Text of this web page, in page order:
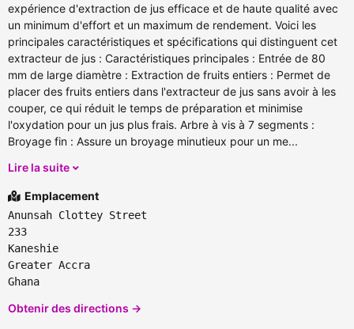
expérience d'extraction de jus efficace et de haute qualité avec
un minimum d'effort et un maximum de rendement. Voici les
principales caractéristiques et spécifications qui distinguent cet
extracteur de jus : Caractéristiques principales : Entrée de 80
mm de large diamètre : Extraction de fruits entiers : Permet de
placer des fruits entiers dans l'extracteur de jus sans avoir à les
couper, ce qui réduit le temps de préparation et minimise
l'oxydation pour un jus plus frais. Arbre à vis à 7 segments :
Broyage fin : Assure un broyage minutieux pour un me...
Lire la suite
Emplacement
Anunsah Clottey Street
233
Kaneshie
Greater Accra
Ghana
Obtenir des directions →